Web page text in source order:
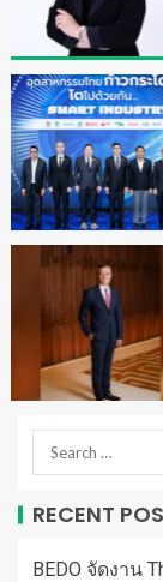
RECENT
BEDO จัดงาน